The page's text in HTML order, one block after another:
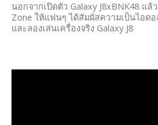
นอกจากเปิดตัว Galaxy J8xBNK48 แล้
Zone ให้แฟนๆ ได้สัมผัสความเป็นไอดอ
และลองเล่นเครื่องจริง Galaxy J8